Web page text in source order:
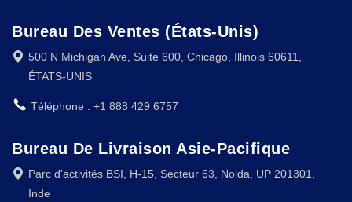
Bureau Des Ventes (États-Unis)
500 N Michigan Ave, Suite 600, Chicago, Illinois 60611,
ÉTATS-UNIS
Téléphone : +1 888 429 6757
Bureau De Livraison Asie-Pacifique
Parc d'activités BSI, H-15, Secteur 63, Noida, UP 201301,
Inde